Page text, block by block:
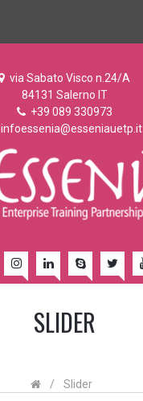
via Sabato Visco n.24/A
84131 Salerno IT
+39 089 330973
infoessenia@esseniauetp.it
SLIDER
/ Slider